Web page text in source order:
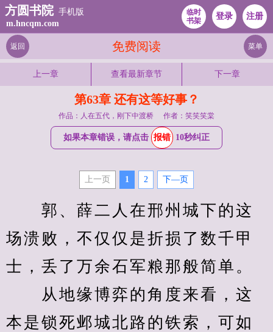
方圆书院 手机版
m.hncqm.com
临时
书架
登录 注册
免费阅读
返回 菜单
上一章 查看最新章节 下一章
第63章 还有这等好事？
作品：人在五代，刚下中渡桥 作者：笑笑笑棠
如果本章错误，请点击 报错 10秒纠正
上一页 1 2 下—页
郭、薛二人在邢州城下的这
场溃败，不仅仅是折损了数千甲
士，丢了万余石军粮那般简单。
从地缘博弈的角度来看，这
本是锁死邺城北路的铁索，可如